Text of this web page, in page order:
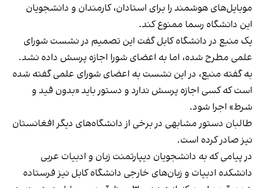
موبایل‌های هوشمند را برای استادان، کارمندان و دانشجویان
این دانشگاه رسما ممنوع کند.
یک منبع در دانشگاه کابل گفت این تصمیم در نشست شورای
علمی مطرح شده، اما به اعضای شورا اجازه پرسش داده نشد.
به گفته منبع، در این نشست به اعضای شورای علمی گفته شده
است که کسی اجازه پرسش ندارد و دستور باید «بدون قید و
شرط» اجرا شود.
طالبان دستور مشابهی در برخی از دانشگاه‌های دیگر افغانستان
نیز صادر کرده است.
در پیامی که به دانشجویان دیپارتمنت زبان و ادبیات عربی
دانشکده ادبیات و زبان‌های خارجی دانشگاه کابل نیز فرستاده